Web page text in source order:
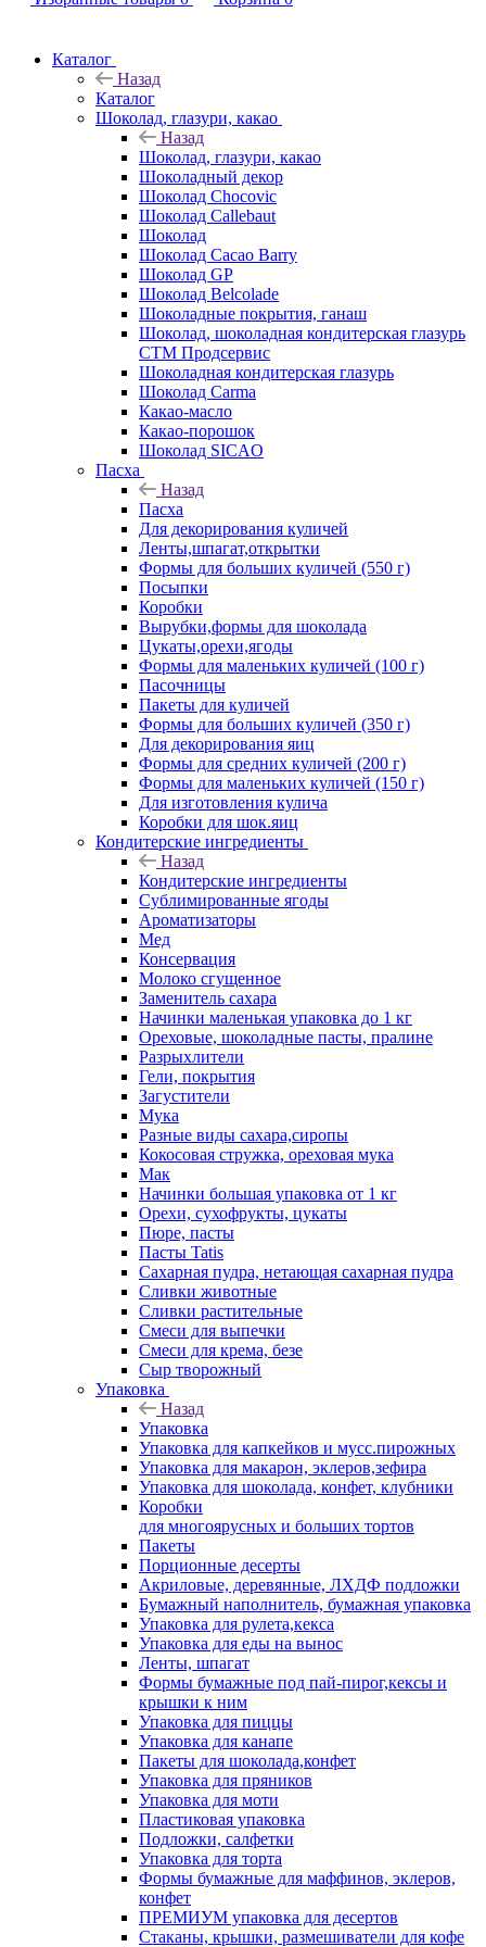
Каталог
Назад
Каталог
Шоколад, глазури, какао
Назад
Шоколад, глазури, какао
Шоколадный декор
Шоколад Chocovic
Шоколад Callebaut
Шоколад
Шоколад Cacao Barry
Шоколад GP
Шоколад Belcolade
Шоколадные покрытия, ганаш
Шоколад, шоколадная кондитерская глазурь
СТМ Продсервис
Шоколадная кондитерская глазурь
Шоколад Carma
Какао-масло
Какао-порошок
Шоколад SICAO
Пасха
Назад
Пасха
Для декорирования куличей
Ленты,шпагат,открытки
Формы для больших куличей (550 г)
Посыпки
Коробки
Вырубки,формы для шоколада
Цукаты,орехи,ягоды
Формы для маленьких куличей (100 г)
Пасочницы
Пакеты для куличей
Формы для больших куличей (350 г)
Для декорирования яиц
Формы для средних куличей (200 г)
Формы для маленьких куличей (150 г)
Для изготовления кулича
Коробки для шок.яиц
Кондитерские ингредиенты
Назад
Кондитерские ингредиенты
Сублимированные ягоды
Ароматизаторы
Мед
Консервация
Молоко сгущенное
Заменитель сахара
Начинки маленькая упаковка до 1 кг
Ореховые, шоколадные пасты, пралине
Разрыхлители
Гели, покрытия
Загустители
Мука
Разные виды сахара,сиропы
Кокосовая стружка, ореховая мука
Мак
Начинки большая упаковка от 1 кг
Орехи, сухофрукты, цукаты
Пюре, пасты
Пасты Tatis
Сахарная пудра, нетающая сахарная пудра
Сливки животные
Сливки растительные
Смеси для выпечки
Смеси для крема, безе
Сыр творожный
Упаковка
Назад
Упаковка
Упаковка для капкейков и мусс.пирожных
Упаковка для макарон, эклеров,зефира
Упаковка для шоколада, конфет, клубники
Коробки
для многоярусных и больших тортов
Пакеты
Порционные десерты
Акриловые, деревянные, ЛХДФ подложки
Бумажный наполнитель, бумажная упаковка
Упаковка для рулета,кекса
Упаковка для еды на вынос
Ленты, шпагат
Формы бумажные под пай-пирог,кексы и
крышки к ним
Упаковка для пиццы
Упаковка для канапе
Пакеты для шоколада,конфет
Упаковка для пряников
Упаковка для моти
Пластиковая упаковка
Подложки, салфетки
Упаковка для торта
Формы бумажные для маффинов, эклеров,
конфет
ПРЕМИУМ упаковка для десертов
Стаканы, крышки, размешиватели для кофе